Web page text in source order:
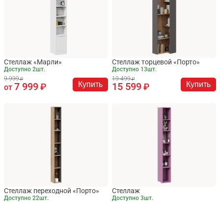
Стеллаж «Марли»
Доступно 2шт.
9 999
от 7 999 Купить
Стеллаж торцевой «Порто»
Доступно 13шт.
19 499
15 599 Купить
Стеллаж переходной «Порто»
Доступно 22шт.
Стеллаж
Доступно 3шт.